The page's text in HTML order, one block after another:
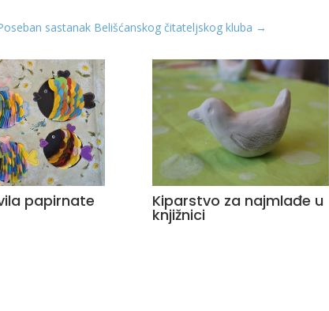
sastanak Belišćanskog čitateljskog kluba →
papirnate Kiparstvo za najmlađe u
knjižnici